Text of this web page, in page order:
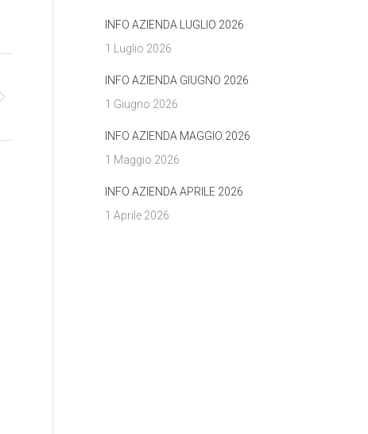
INFO AZIENDA LUGLIO 2026
1 Luglio 2026
INFO AZIENDA GIUGNO 2026
1 Giugno 2026
INFO AZIENDA MAGGIO 2026
1 Maggio 2026
INFO AZIENDA APRILE 2026
1 Aprile 2026